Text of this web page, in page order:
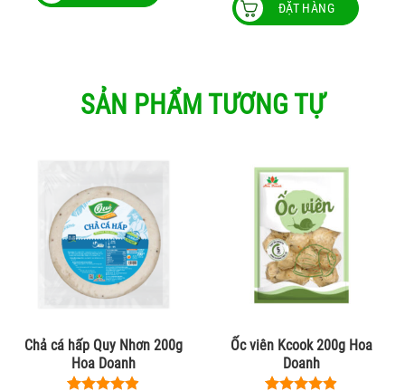
nhiều
biến
chọn
có
thể
được
chọn
trên
trang
phẩm
ĐẶT HÀNG
SẢN PHẨM TƯƠNG TỰ
Chả cá hấp Quy Nhơn 200g
Hoa Doanh
Ốc viên Kcook 200g Hoa
Doanh